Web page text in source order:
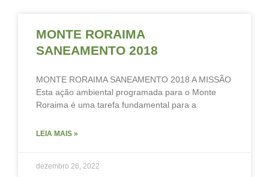
MONTE RORAIMA
SANEAMENTO 2018
MONTE RORAIMA SANEAMENTO 2018 A MISSÃO
Esta ação ambiental programada para o Monte
Roraima é uma tarefa fundamental para a
LEIA MAIS »
dezembro 26, 2022